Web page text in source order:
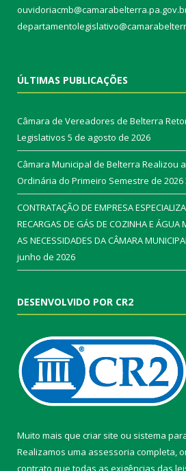
ÚLTIMAS PUBLICAÇÕES
Câmara de Vereadores de Belterra
Legislativos 5 de agosto de 2026
Câmara Municipal de Belterra Realizou
Ordinária do Primeiro Semestre de 2026
CONTRATAÇÃO DE EMPRESA
RECARGAS DE GÁS DE COZINHA E ÁGUA
AS NECESSIDADES DA CÂMARA
junho de 2026
DESENVOLVIDO POR CR2
Muito mais que criar site ou sistema
Realizamos uma assessoria completa,
contrato que todas as exigências das